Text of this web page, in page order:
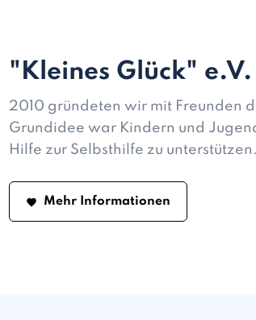
"Kleines Glück"
2010 gründeten wir mit Freunden
Grundidee war Kindern und
Hilfe zur Selbsthilfe zu
Mehr Informationen